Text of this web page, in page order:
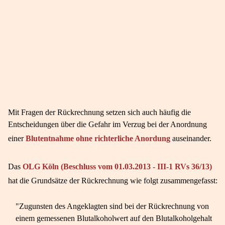
Mit Fragen der Rückrechnung setzen sich auch häufig die
Entscheidungen über die Gefahr im Verzug bei der Anordnung
einerBlutentnahme ohne richterliche Anordung auseinander.
Das OLG Köln (Beschluss vom 01.03.2013 - III-1 RVs 36/13)
hat die Grundsätze der Rückrechnung wie folgt zusammengefasst:
"Zugunsten des Angeklagten sind bei der Rückrechnung von
einem gemessenen Blutalkoholwert auf den Blutalkoholgehalt